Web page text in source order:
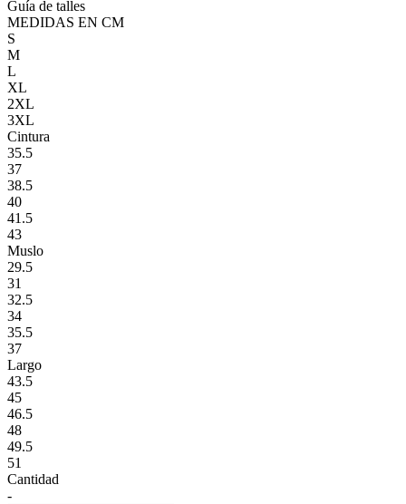
Guía de talles
MEDIDAS EN CM
S
M
L
XL
2XL
3XL
Cintura
35.5
37
38.5
40
41.5
43
Muslo
29.5
31
32.5
34
35.5
37
Largo
43.5
45
46.5
48
49.5
51
Cantidad
-